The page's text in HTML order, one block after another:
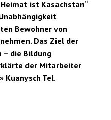
ist Kasachstan“
Bewohner von
Das Ziel der
die Bildung
der Mitarbeiter
Kuanysch Tel.